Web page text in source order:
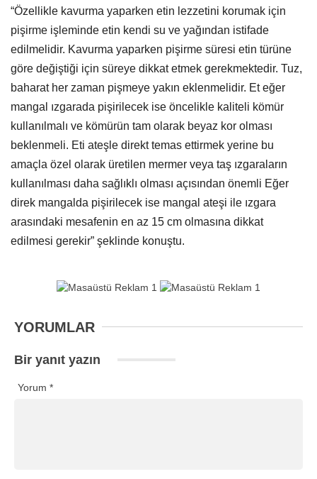
“Özellikle kavurma yaparken etin lezzetini korumak için
pişirme işleminde etin kendi su ve yağından istifade
edilmelidir. Kavurma yaparken pişirme süresi etin türüne
göre değiştiği için süreye dikkat etmek gerekmektedir. Tuz,
baharat her zaman pişmeye yakın eklenmelidir. Et eğer
mangal ızgarada pişirilecek ise öncelikle kaliteli kömür
kullanılmalı ve kömürün tam olarak beyaz kor olması
beklenmeli. Eti ateşle direkt temas ettirmek yerine bu
amaçla özel olarak üretilen mermer veya taş ızgaraların
kullanılması daha sağlıklı olması açısından önemli Eğer
direk mangalda pişirilecek ise mangal ateşi ile ızgara
arasındaki mesafenin en az 15 cm olmasına dikkat
edilmesi gerekir” şeklinde konuştu.
YORUMLAR
Bir yanıt yazın
Yorum *